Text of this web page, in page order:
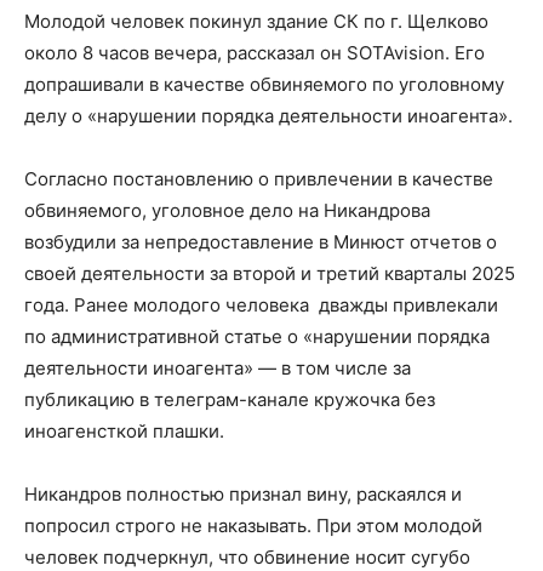
Молодой человек покинул здание СК по г. Щелково
около 8 часов вечера, рассказал он SOTAvision. Его
допрашивали в качестве обвиняемого по уголовному
делу о «нарушении порядка деятельности иноагента».
Согласно постановлению о привлечении в качестве
обвиняемого, уголовное дело на Никандрова
возбудили за непредоставление в Минюст отчетов о
своей деятельности за второй и третий кварталы 2025
года. Ранее молодого человека дважды привлекали
по административной статье о «нарушении порядка
деятельности иноагента» — в том числе за
публикацию в телеграм-канале кружочка без
иноагенсткой плашки.
Никандров полностью признал вину, раскаялся и
попросил строго не наказывать. При этом молодой
человек подчеркнул, что обвинение носит сугубо